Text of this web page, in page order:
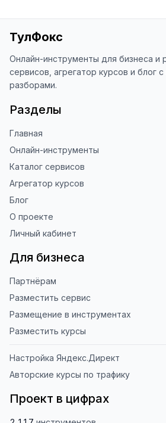
наши инструменты!
Благодарю за доверие и
использование ToolFox!
ТулФокс
Онлайн-инструменты для бизнеса и
сервисов, агрегатор курсов и блог
разборами.
Разделы
Главная
Онлайн-инструменты
Каталог сервисов
Агрегатор курсов
Блог
О проекте
Личный кабинет
Для бизнеса
Партнёрам
Разместить сервис
Размещение в инструментах
Разместить курсы
Настройка Яндекс.Директ
Авторские курсы по трафику
Проект в цифрах